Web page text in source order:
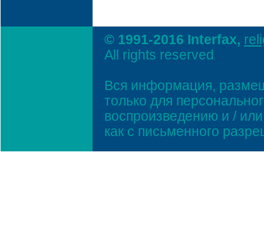
© 1991-2016 Interfax,
All rights reserved
Вся информация,
только для
воспроизведению и /
как с письменного